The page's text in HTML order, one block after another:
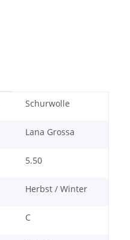
Schurwolle
Lana Grossa
5.50
Herbst / Winter
C